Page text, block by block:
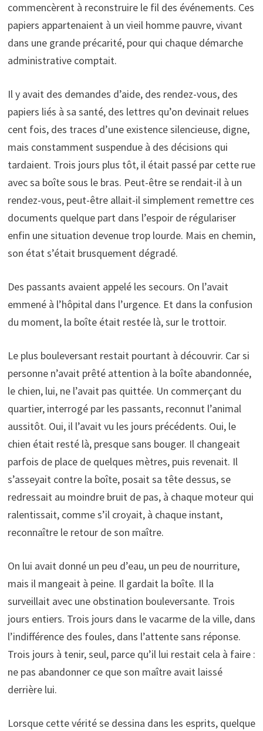
commencèrent à reconstruire le fil des événements. Ces
papiers appartenaient à un vieil homme pauvre, vivant
dans une grande précarité, pour qui chaque démarche
administrative comptait.
Il y avait des demandes d’aide, des rendez-vous, des
papiers liés à sa santé, des lettres qu’on devinait relues
cent fois, des traces d’une existence silencieuse, digne,
mais constamment suspendue à des décisions qui
tardaient. Trois jours plus tôt, il était passé par cette rue
avec sa boîte sous le bras. Peut-être se rendait-il à un
rendez-vous, peut-être allait-il simplement remettre ces
documents quelque part dans l’espoir de régulariser
enfin une situation devenue trop lourde. Mais en chemin,
son état s’était brusquement dégradé.
Des passants avaient appelé les secours. On l’avait
emmené à l’hôpital dans l’urgence. Et dans la confusion
du moment, la boîte était restée là, sur le trottoir.
Le plus bouleversant restait pourtant à découvrir. Car si
personne n’avait prêté attention à la boîte abandonnée,
le chien, lui, ne l’avait pas quittée. Un commerçant du
quartier, interrogé par les passants, reconnut l’animal
aussitôt. Oui, il l’avait vu les jours précédents. Oui, le
chien était resté là, presque sans bouger. Il changeait
parfois de place de quelques mètres, puis revenait. Il
s’asseyait contre la boîte, posait sa tête dessus, se
redressait au moindre bruit de pas, à chaque moteur qui
ralentissait, comme s’il croyait, à chaque instant,
reconnaître le retour de son maître.
On lui avait donné un peu d’eau, un peu de nourriture,
mais il mangeait à peine. Il gardait la boîte. Il la
surveillait avec une obstination bouleversante. Trois
jours entiers. Trois jours dans le vacarme de la ville, dans
l’indifférence des foules, dans l’attente sans réponse.
Trois jours à tenir, seul, parce qu’il lui restait cela à faire :
ne pas abandonner ce que son maître avait laissé
derrière lui.
Lorsque cette vérité se dessina dans les esprits, quelque